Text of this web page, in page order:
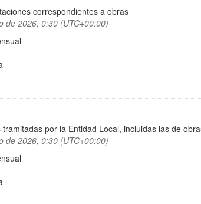
correspondientes a obras
de 2026, 0:30 (UTC+00:00)
por la Entidad Local, incluidas las de
de 2026, 0:30 (UTC+00:00)